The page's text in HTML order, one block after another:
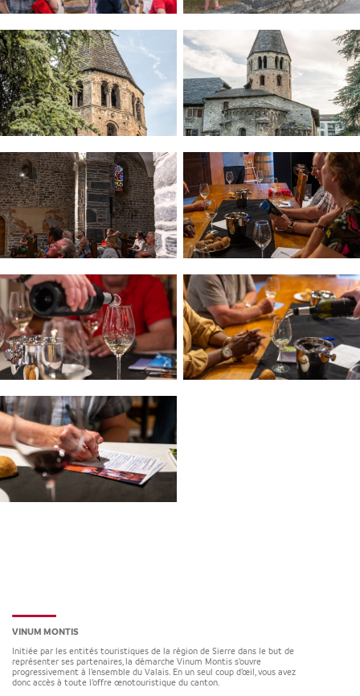
VINUM MONTIS
Initiée par les entités touristiques de la région de Sierre dans le but de
représenter ses partenaires, la démarche Vinum Montis s’ouvre
progressivement à l’ensemble du Valais. En un seul coup d’œil, vous avez
donc accès à toute l’offre œnotouristique du canton.